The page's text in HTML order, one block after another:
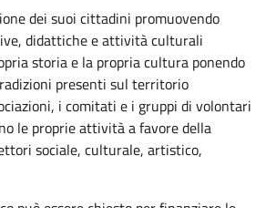
dei suoi cittadini promuovendo
didattiche e attività culturali
storia e la propria cultura ponendo
presenti sul territorio
i comitati e i gruppi di volontari
le proprie attività a favore della
sociale, culturale, artistico,